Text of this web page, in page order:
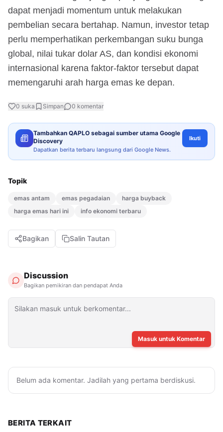
dapat menjadi momentum untuk melakukan
pembelian secara bertahap. Namun, investor tetap
perlu memperhatikan perkembangan suku bunga
global, nilai tukar dolar AS, dan kondisi ekonomi
internasional karena faktor-faktor tersebut dapat
memengaruhi arah harga emas ke depan.
0 suka Simpan 0 komentar
Tambahkan QAPLO sebagai sumber utama Google
Discovery
Dapatkan berita terbaru langsung dari Google News.
Ikuti
Topik
emas antam emas pegadaian
harga buyback
harga emas hari ini
info ekonomi terbaru
Bagikan Salin Tautan
Discussion
Bagikan pemikiran dan pendapat Anda
Masuk untuk Komentar
Belum ada komentar. Jadilah yang pertama berdiskusi.
BERITA TERKAIT